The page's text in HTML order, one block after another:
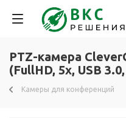
PTZ-камера
(FullHD, 5x, USB
Камеры для конференций